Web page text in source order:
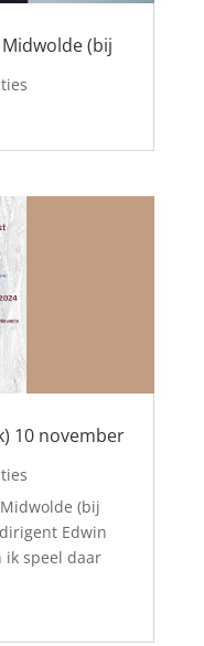
(bij
10 november
(bij
Edwin
ik speel daar